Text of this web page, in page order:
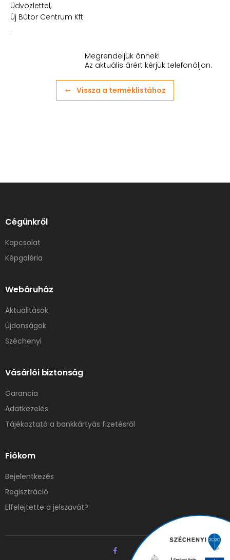
Üdvözlettel,
Új Bútor Centrum Kft
.
Megrendeljük önnek!
Az aktuális árért kérjük telefonáljon.
Vissza a terméklistához
Cégünkről
Kapcsolat
Képgaléria
Webáruház
Aktualitások
Újdonságok
Széchenyi
Vásárlói biztonság
Garancia
Adatkezelés
Tájékoztató a bankkártyás fizetésről
Fiókom
Bejelentkezés
Regisztráció
Elfelejtette a jelszavát?